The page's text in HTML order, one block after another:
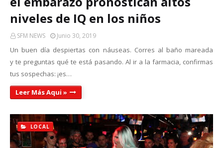
niveles de IQ en los niños
SFM NEWS Junio 30, 2019
Un buen día despiertas con náuseas. Corres al baño mareada
y te preguntas qué te está pasando. Al ir a la farmacia, confirmas
tus sospechas: ¡es…
Leer Más Aqui »
LOCAL